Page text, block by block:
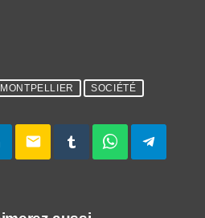
SOCIÉTÉ
email